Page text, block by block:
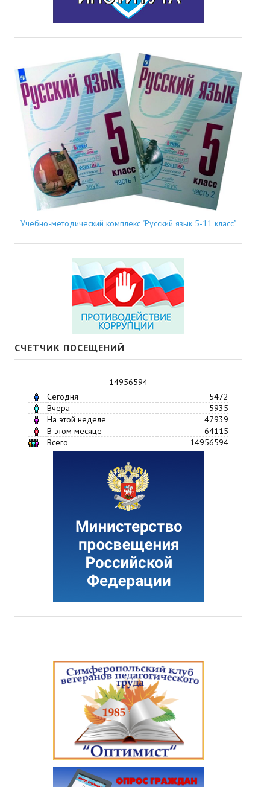
Учебно-методический комплекс "Русский язык 5-11 класс"
СЧЕТЧИК ПОСЕЩЕНИЙ
14956594
Сегодня
5472
Вчера
5935
На этой неделе
47939
В этом месяце
64115
Всего
14956594